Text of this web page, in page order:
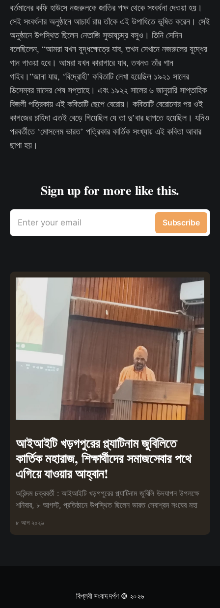
বর্তমানের কফি হাউসে নজরুলকে জাতির পক্ষ থেকে সংবর্ধনা দেওয়া হয়।
সেই সংবর্ধনার অনুষ্ঠানে আচার্য রায় তাঁকে এই উপাধিতে ভূষিত করেন। সেই
অনুষ্ঠানে উপস্থিত ছিলেন নেতাজি সুভাষচন্দ্র বসুও। তিনি সেদিন
বলেছিলেন, “আমরা যখন যুদ্ধক্ষেত্রে যাব, তখন সেখানে নজরুলের যুদ্ধের
গান গাওয়া হবে। আমরা যখন কারাগারে যাব, তখনও তাঁর গান
গাইব।”জানা যায়, ‘বিদ্রোহী’ কবিতাটি লেখা হয়েছিল ১৯২১ সালের
ডিসেম্বর মাসের শেষ সপ্তাহে। এবং ১৯২২ সালের ৬ জানুয়ারি সাপ্তাহিক
বিজলী পত্রিকায় এই কবিতাটি ছেপে বেরোয়। কবিতাটি বেরোনোর পর ওই
কাগজের চাহিদা এতই বেড়ে গিয়েছিল যে তা দু’বার ছাপতে হয়েছিল। যদিও
পরবর্তীতে ‘মোসলেম ভারত’ পত্রিকার কার্তিক সংখ্যায় এই কবিতা আবার
ছাপা হয়।
Sign up for more like this.
Enter your email Subscribe
আইআইটি খড়গপুরের প্ল্যাটিনাম জুবিলিতে
কার্তিক মহারাজ, শিক্ষার্থীদের সমাজসেবার পথে
এগিয়ে যাওয়ার আহ্বান!
অরিন্দম চক্রবর্তী : আইআইটি খড়গপুরের প্ল্যাটিনাম জুবিলি উদযাপন উপলক্ষে
শনিবার, ৮ আগস্ট, প্রতিষ্ঠানে উপস্থিত ছিলেন ভারত সেবাশ্রম সংঘের মহা
৮ আগ ২০২৬
বিপ্লবী সংবাদ দর্পণ© ২০২৬